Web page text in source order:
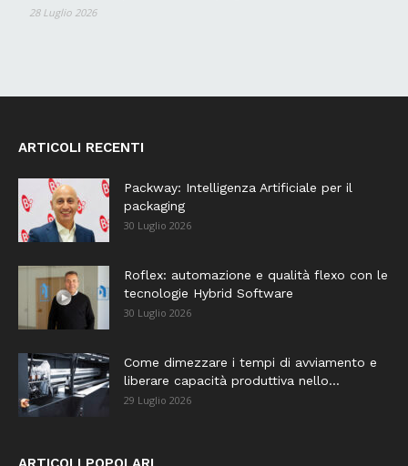
28 Luglio 2026
ARTICOLI RECENTI
Packway: Intelligenza Artificiale per il
packaging
30 Luglio 2026
Roflex: automazione e qualità flexo con le
tecnologie Hybrid Software
30 Luglio 2026
Come dimezzare i tempi di avviamento e
liberare capacità produttiva nello...
29 Luglio 2026